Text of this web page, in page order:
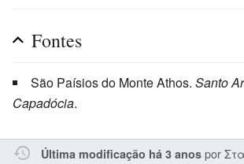
Fontes
São Paísios do Monte Athos. Santo
Capadócia.
Última modificação há 3 anospor